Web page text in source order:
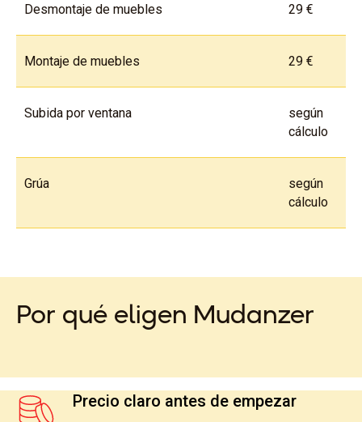
Desmontaje de muebles 29 €
Montaje de muebles 29 €
Subida por ventana
según
cálculo
Grúa
según
cálculo
Por qué eligen Mudanzer
Precio claro antes de empezar